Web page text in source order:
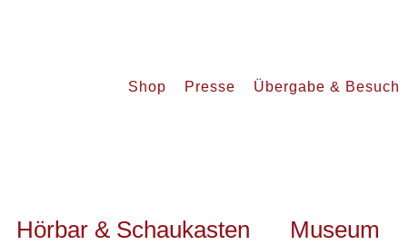
Shop Presse Übergabe & Besuch
Hörbar & Schaukasten Museum